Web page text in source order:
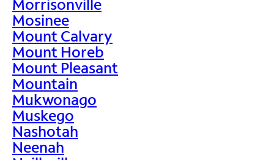
Morrisonville
Mosinee
Mount Calvary
Mount Horeb
Mount Pleasant
Mountain
Mukwonago
Muskego
Nashotah
Neenah